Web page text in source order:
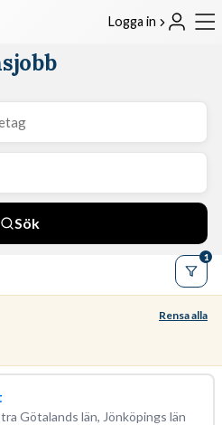
Logga in
Sök
1
Rensa alla
Götalands län, Jönköpings län